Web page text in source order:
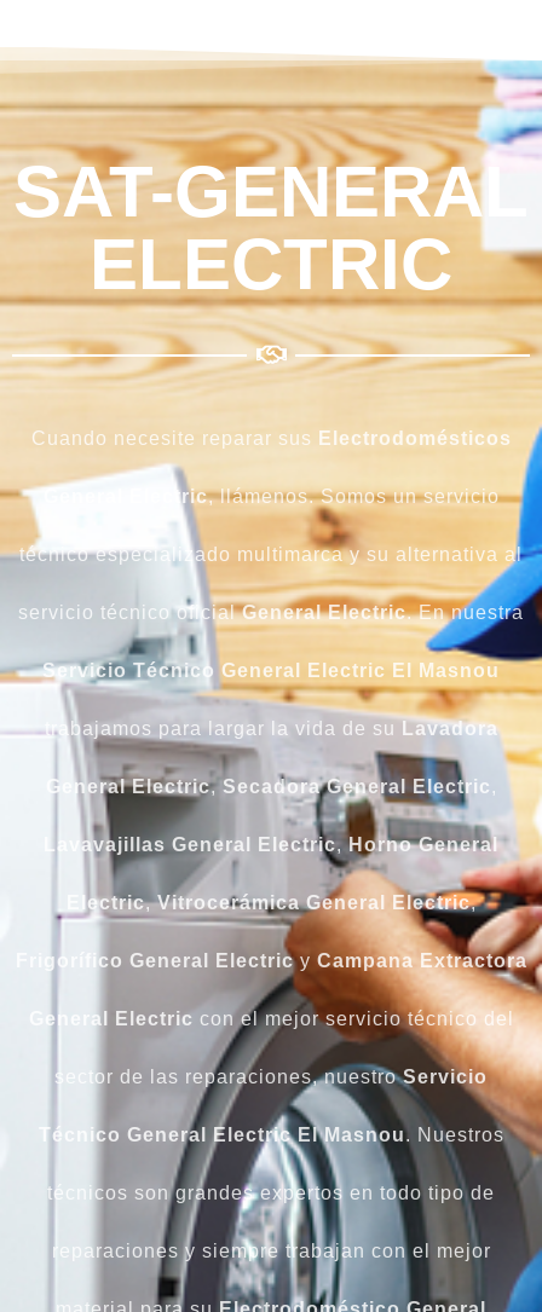
SAT-GENERAL
ELECTRIC
Cuando necesite reparar sus Electrodomésticos
General Electric, llámenos. Somos un servicio
técnico especializado multimarca y su alternativa al
servicio técnico oficialGeneral Electric. En nuestra
Servicio Técnico General Electric El Masnou
trabajamos para largar la vida de su Lavadora
General Electric, Secadora General Electric ,
Lavavajillas General Electric,Horno General
Electric,Vitrocerámica General Electric,
Frigorífico General Electricy Campana Extractora
General Electric con el mejor servicio técnico del
sector de las reparaciones, nuestroServicio
Técnico General Electric El Masnou. Nuestros
técnicos son grandes expertos en todo tipo de
reparaciones y siempre trabajan con el mejor